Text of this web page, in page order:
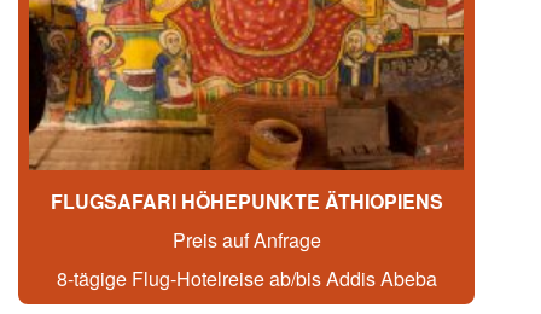
FLUGSAFARI HÖHEPUNKTE ÄTHIOPIENS
Preis auf Anfrage
8-tägige Flug-Hotelreise ab/bis Addis Abeba